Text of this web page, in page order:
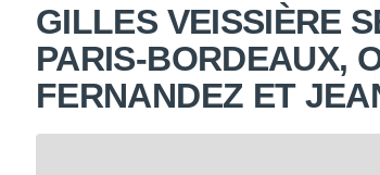
GILLES VEISSIÈRE
PARIS-BORDEAUX,
FERNANDEZ ET